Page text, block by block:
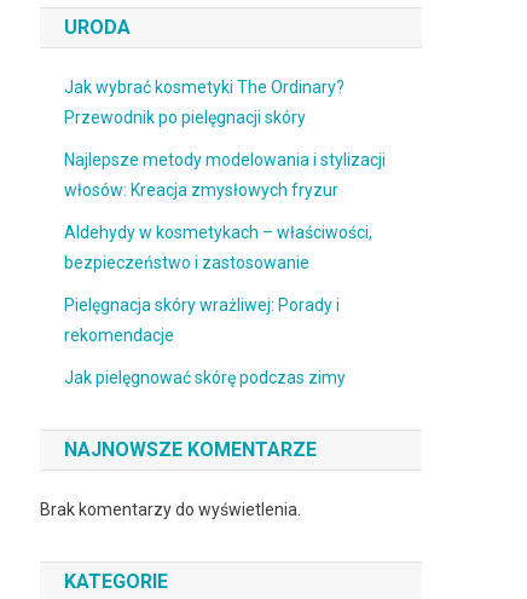
URODA
Jak wybrać kosmetyki The Ordinary?
Przewodnik po pielęgnacji skóry
Najlepsze metody modelowania i stylizacji
włosów: Kreacja zmysłowych fryzur
Aldehydy w kosmetykach – właściwości,
bezpieczeństwo i zastosowanie
Pielęgnacja skóry wrażliwej: Porady i
rekomendacje
Jak pielęgnować skórę podczas zimy
NAJNOWSZE KOMENTARZE
Brak komentarzy do wyświetlenia.
KATEGORIE